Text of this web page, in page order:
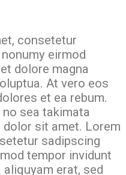
consetetur
eirmod
dolore magna
At vero eos
et ea rebum.
sea takimata
sit amet. Lorem
sadipscing
tempor invidunt
erat, sed